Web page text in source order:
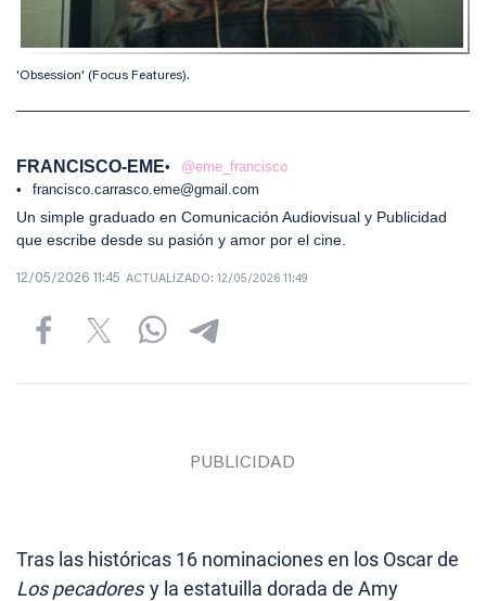
'Obsession' (Focus Features).
FRANCISCO-EME
@eme_francisco
francisco.carrasco.eme@gmail.com
Un simple graduado en Comunicación Audiovisual y Publicidad
que escribe desde su pasión y amor por el cine.
12/05/2026 11:45 ACTUALIZADO: 12/05/2026 11:49
Tras las históricas 16 nominaciones en los Oscar de
Los pecadores y la estatuilla dorada de Amy